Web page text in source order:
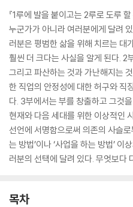
『1루에 발을 붙이고는 2루로 도루
누군가가 아니라 여러분에게 달려
러분은 평범한 삶을 위해 치르는 대
훨씬 더 크다는 사실을 알게 된다. 2
그리고 파산하는 것과 가난해지는
한 직업의 안정성에 대한 허구와 직
다. 3부에서는 부를 창출하고 그것
현재와 다음 세대를 위한 이상적인
선언에 서명함으로써 의존의 사슬
는 방법’이나 ‘사업을 하는 방법’ 이
러분의 선택에 달려 있다. 무엇보다
목차